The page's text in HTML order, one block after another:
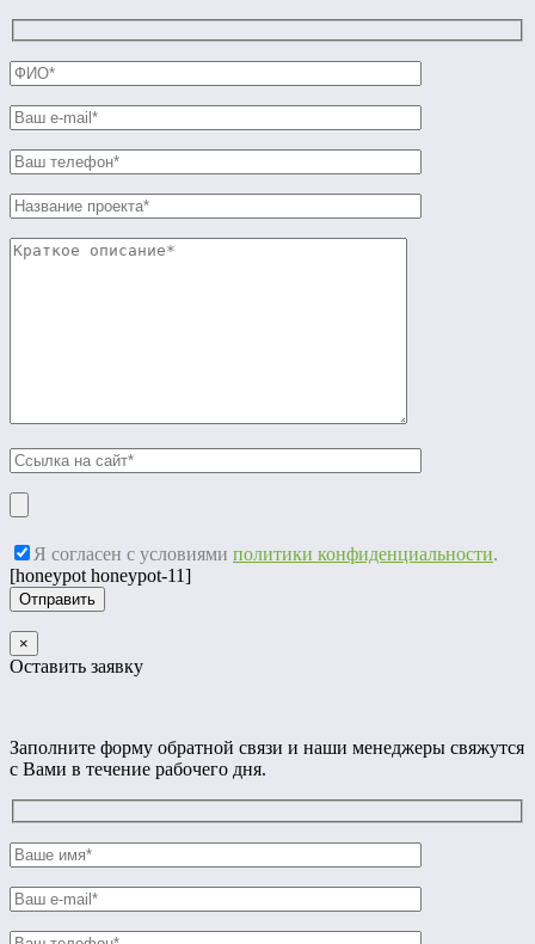
Я согласен с условиями политики конфиденциальности.
[honeypot honeypot-11]
×
Оставить заявку
Заполните форму обратной связи и наши менеджеры свяжутся
с Вами в течение рабочего дня.